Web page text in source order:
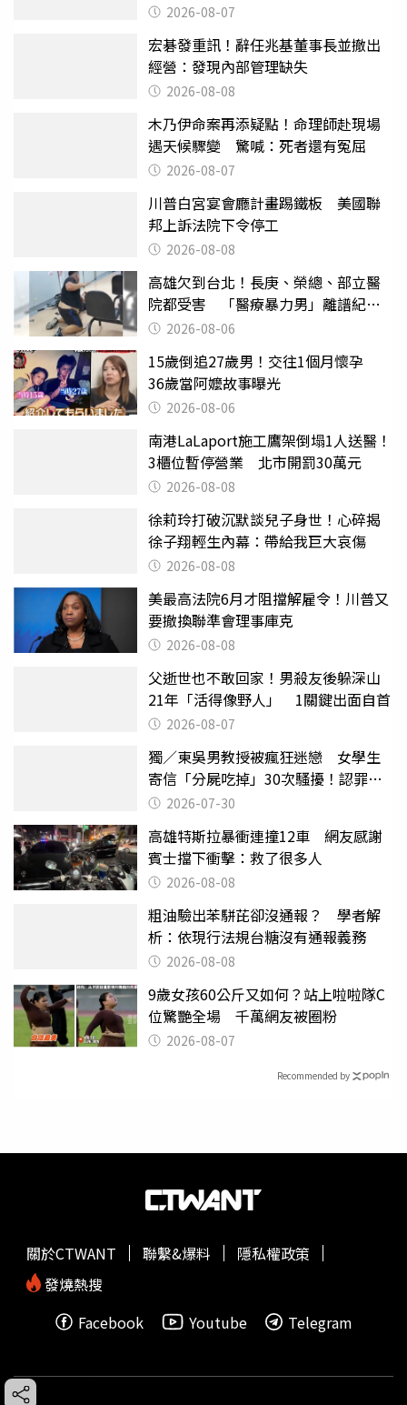
2026-08-07
宏碁發重訊！辭任兆基董事長並撤出
經營：發現內部管理缺失
2026-08-08
木乃伊命案再添疑點！命理師赴現場
遇天候驟變 驚喊：死者還有冤屈
2026-08-07
川普白宮宴會廳計畫踢鐵板 美國聯
邦上訴法院下令停工
2026-08-08
高雄欠到台北！長庚、榮總、部立醫
院都受害 「醫療暴力男」離譜紀錄
曝光2026-08-06
15歲倒追27歲男！交往1個月懷孕
36歲當阿嬤故事曝光
2026-08-06
南港LaLaport施工鷹架倒塌1人送醫！
3櫃位暫停營業 北市開罰30萬元
2026-08-08
徐莉玲打破沉默談兒子身世！心碎揭
徐子翔輕生內幕：帶給我巨大哀傷
2026-08-08
美最高法院6月才阻擋解雇令！川普又
要撤換聯準會理事庫克
2026-08-08
父逝世也不敢回家！男殺友後躲深山
21年「活得像野人」 1關鍵出面自首
2026-08-07
獨／東吳男教授被瘋狂迷戀 女學生
寄信「分屍吃掉」30次騷擾！認罪免
關 2026-07-30
高雄特斯拉暴衝連撞12車 網友感謝
賓士擋下衝擊：救了很多人
2026-08-08
粗油驗出苯駢芘卻沒通報？ 學者解
析：依現行法規台糖沒有通報義務
2026-08-08
9歲女孩60公斤又如何？站上啦啦隊C
位驚艷全場 千萬網友被圈粉
2026-08-07
Recommended by
關於CTWANT 聯繫&爆料
隱私權政策
發燒熱搜
Facebook
Youtube Telegram